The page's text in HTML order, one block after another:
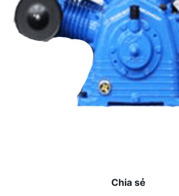
Chia sẻ